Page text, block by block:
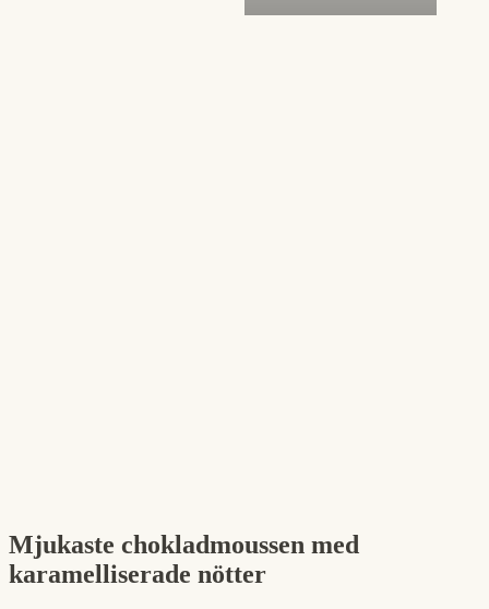
Mjukaste chokladmoussen med
karamelliserade nötter